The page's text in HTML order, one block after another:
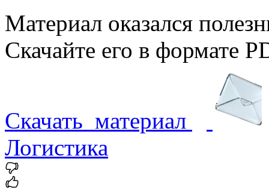
Материал оказался
Скачайте его в формате
Скачать материал
Логистика